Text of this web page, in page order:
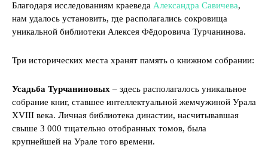
Благодаря исследованиям краеведа Александра Савичева,
нам удалось установить, где располагались сокровища
уникальной библиотеки Алексея Фёдоровича Турчанинова.
Три исторических места хранят память о книжном собрании:
Усадьба Турчаниновых – здесь располагалось уникальное
собрание книг, ставшее интеллектуальной жемчужиной Урала
XVIII века. Личная библиотека династии, насчитывавшая
свыше 3 000 тщательно отобранных томов, была
крупнейшей на Урале того времени.